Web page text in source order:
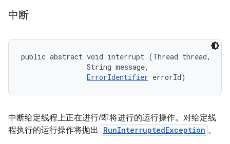
中断
public abstract void interrupt (Thread thread,
                String message,
ErrorIdentifier errorId)
中断给定线程上正在进行/即将进行的运行操作。对给定线
程执行的运行操作将抛出
RunInterruptedException 。